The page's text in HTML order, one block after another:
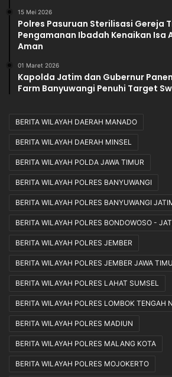
15 Mei 2026
Polres Pasuruan Sterilisasi Gereja
Pengamanan Ibadah Kenaikan Isa
Aman
01 Maret 2026
Kapolda Jatim dan Gubernur
Farm Banyuwangi Penuhi Target
BERITA WILAYAH DAERAH MANADO
BERITA WILAYAH DAERAH MINSEL
BERITA WILAYAH POLDA JAWA TIMUR
BERITA WILAYAH POLRES BANYUWANGI
BERITA WILAYAH POLRES BANYUWANGI
BERITA WILAYAH POLRES BONDOWOSO -
BERITA WILAYAH POLRES JEMBER
BERITA WILAYAH POLRES JEMBER JAWA
BERITA WILAYAH POLRES LAHAT SUMSEL
BERITA WILAYAH POLRES LOMBOK TENGAH
BERITA WILAYAH POLRES MADIUN
BERITA WILAYAH POLRES MALANG KOTA
BERITA WILAYAH POLRES MOJOKERTO